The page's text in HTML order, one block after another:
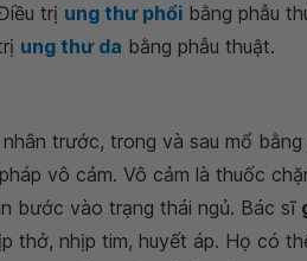
trị ung thư phổi bằng phẫu
ung thư da bằng phẫu thuật.
trước, trong và sau mổ bằng
vô cảm. Vô cảm là thuốc
bước vào trạng thái ngủ. Bác sĩ
thở, nhịp tim, huyết áp. Họ có